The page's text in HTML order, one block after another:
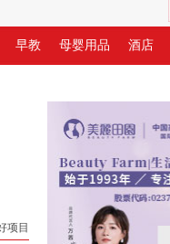
早教 母婴用品 酒店
项目